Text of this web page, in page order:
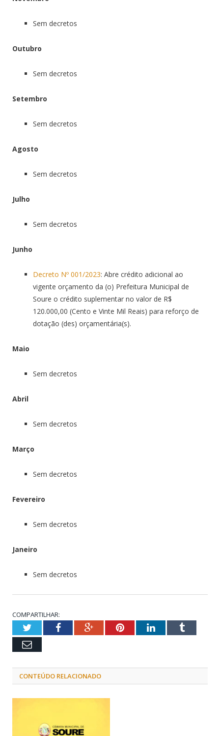
Sem decretos
Outubro
Sem decretos
Setembro
Sem decretos
Agosto
Sem decretos
Julho
Sem decretos
Junho
Decreto Nº 001/2023: Abre crédito adicional ao
vigente orçamento da (o) Prefeitura Municipal de
Soure o crédito suplementar no valor de R$
120.000,00 (Cento e Vinte Mil Reais) para reforço de
dotação (des) orçamentária(s).
Maio
Sem decretos
Abril
Sem decretos
Março
Sem decretos
Fevereiro
Sem decretos
Janeiro
Sem decretos
COMPARTILHAR:
TwitterFacebookGoogle+PinterestLinkedInTumblr
Email
CONTEÚDO RELACIONADO